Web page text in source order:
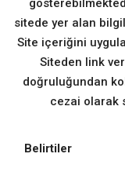
sitede yer alan
Site içeriğini
Siteden link
doğruluğundan
cezai olarak
Belirtiler